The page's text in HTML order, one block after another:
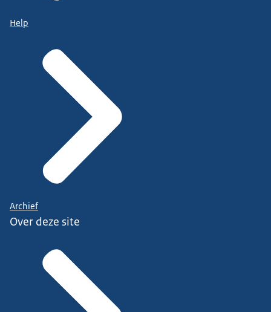
Help
Archief
Over deze site